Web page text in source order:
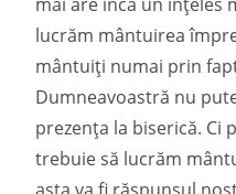
lucrăm mântuirea
mântuiți numai prin
Dumneavoastră nu
prezența la biserică. Ci
trebuie să lucrăm